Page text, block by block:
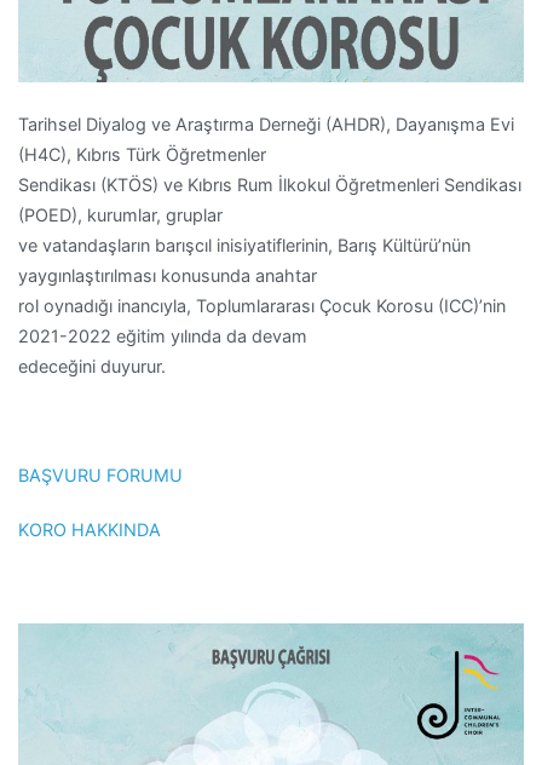
Tarihsel Diyalog ve Araştırma Derneği (AHDR), Dayanışma Evi
(H4C), Kıbrıs Türk Öğretmenler
Sendikası (KTÖS) ve Kıbrıs Rum İlkokul Öğretmenleri Sendikası
(POED), kurumlar, gruplar
ve vatandaşların barışcıl inisiyatiflerinin, Barış Kültürü’nün
yaygınlaştırılması konusunda anahtar
rol oynadığı inancıyla, Toplumlararası Çocuk Korosu (ICC)’nin
2021-2022 eğitim yılında da devam
edeceğini duyurur.
BAŞVURU FORUMU
KORO HAKKINDA